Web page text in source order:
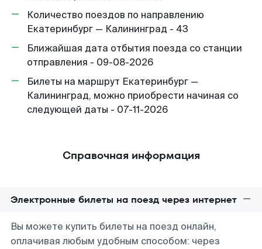
Количество поездов по направлению
Екатеринбург — Калининград - 43
Ближайшая дата отбытия поезда со станции
отправления - 09-08-2026
Билеты на маршрут Екатеринбург —
Калининград, можно приобрести начиная со
следующей даты - 07-11-2026
Справочная информация
Электронные билеты на поезд через интернет
Вы можете купить билеты на поезд онлайн,
оплачивая любым удобным способом: через